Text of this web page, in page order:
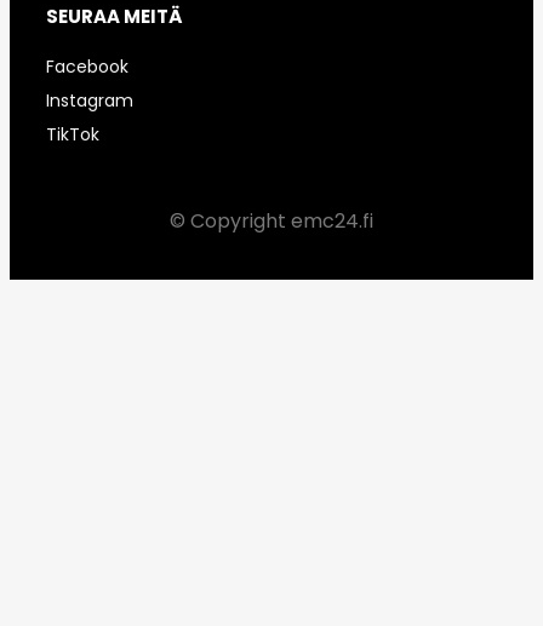
SEURAA MEITÄ
Facebook
Instagram
TikTok
© Copyright emc24.fi